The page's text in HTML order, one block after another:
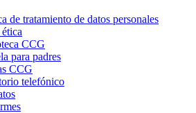
de tratamiento de datos personales
CCG
para padres
CCG
telefónico